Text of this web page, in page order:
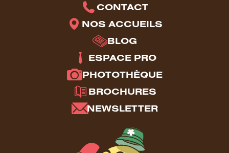
CONTACT
NOS ACCUEILS
BLOG
ESPACE PRO
PHOTOTHÈQUE
BROCHURES
NEWSLETTER